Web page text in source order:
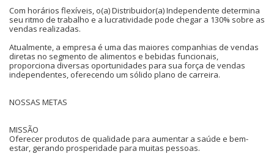
Com horários flexíveis, o(a) Distribuidor(a) Independente determina
seu ritmo de trabalho e a lucratividade pode chegar a 130% sobre as
vendas realizadas.
Atualmente, a empresa é uma das maiores companhias de vendas
diretas no segmento de alimentos e bebidas funcionais,
proporciona diversas oportunidades para sua força de vendas
independentes, oferecendo um sólido plano de carreira.
NOSSAS METAS
MISSÃO
Oferecer produtos de qualidade para aumentar a saúde e bem-
estar, gerando prosperidade para muitas pessoas.